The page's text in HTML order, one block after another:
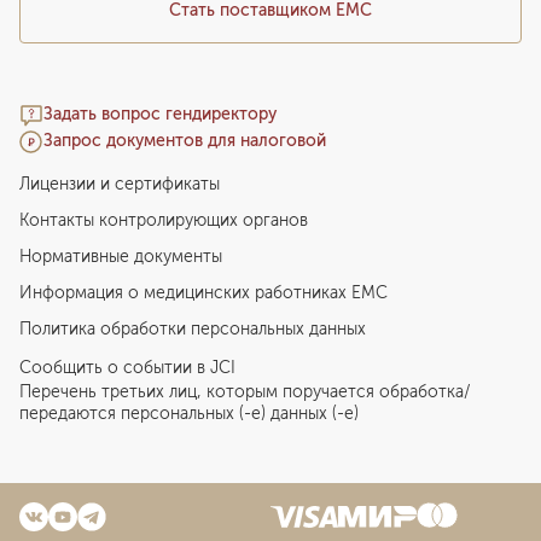
Стать поставщиком ЕМС
Задать вопрос гендиректору
Запрос документов для налоговой
Лицензии и сертификаты
Контакты контролирующих органов
Нормативные документы
Информация о медицинских работниках EMC
Политика обработки персональных данных
Сообщить о событии в JCI
Перечень третьих лиц, которым поручается обработка/
передаются персональных (-е) данных (-е)